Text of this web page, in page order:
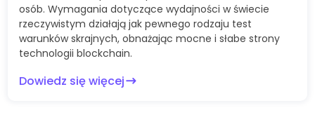
osób. Wymagania dotyczące wydajności w świecie
rzeczywistym działają jak pewnego rodzaju test
warunków skrajnych, obnażając mocne i słabe strony
technologii blockchain.
Dowiedz się więcej